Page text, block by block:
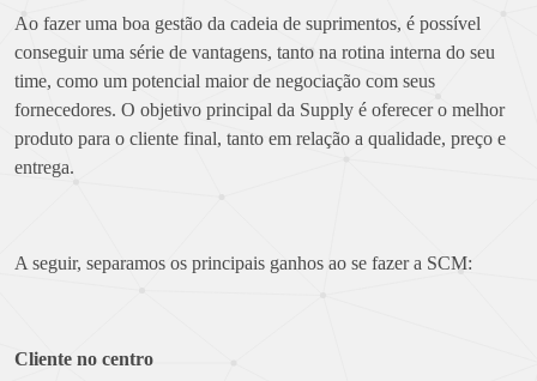
Ao fazer uma boa gestão da cadeia de suprimentos, é possível
conseguir uma série de vantagens, tanto na rotina interna do seu
time, como um potencial maior de negociação com seus
fornecedores. O objetivo principal da Supply é oferecer o melhor
produto para o cliente final, tanto em relação a qualidade, preço e
entrega.
A seguir, separamos os principais ganhos ao se fazer a SCM:
Cliente no centro